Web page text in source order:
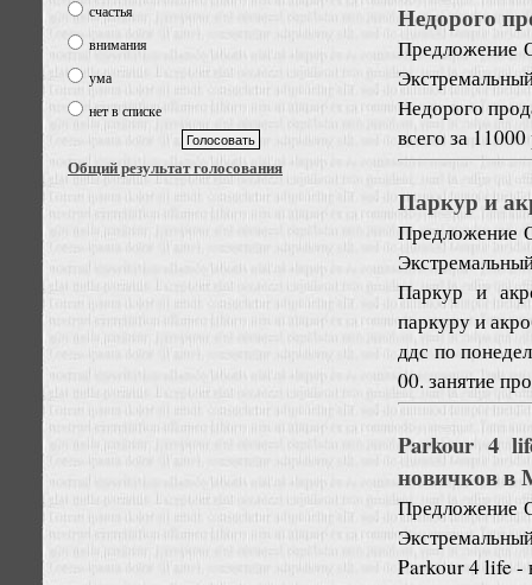
счастья
внимания
ума
нет в списке
Общий результат голосования
Недорого
Предложение
Недорого
всего за
Паркур и
Предложение
Паркур и
паркуру и
ддс по
00. занятие
Parkour 4
новичков в
Предложение
Parkour 4 life -